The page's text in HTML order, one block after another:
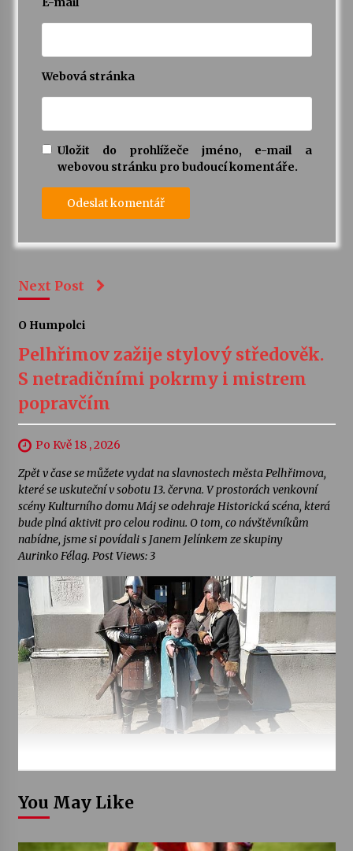
Webová stránka
Uložit do prohlížeče jméno, e-mail a
webovou stránku pro budoucí komentáře.
Next Post
O Humpolci
Pelhřimov zažije stylový středověk.
S netradičními pokrmy i mistrem
popravčím
Po Kvě 18 , 2026
Zpět v čase se můžete vydat na slavnostech města Pelhřimova,
které se uskuteční v sobotu 13. června. V prostorách venkovní
scény Kulturního domu Máj se odehraje Historická scéna, která
bude plná aktivit pro celou rodinu. O tom, co návštěvníkům
nabídne, jsme si povídali s Janem Jelínkem ze skupiny
Aurinko Félag. Post Views: 3
You May Like